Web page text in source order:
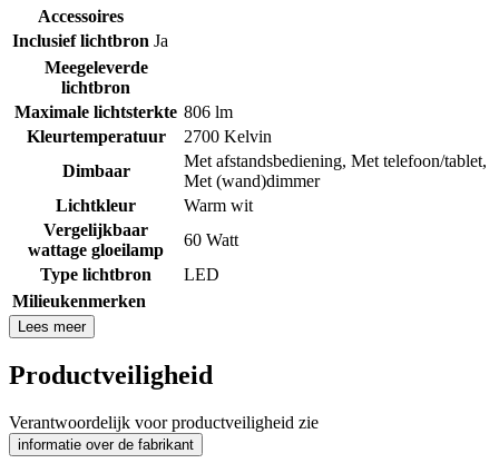
Accessoires
Inclusief lichtbron Ja
Meegeleverde
lichtbron
Maximale lichtsterkte 806 lm
Kleurtemperatuur
2700 Kelvin
Dimbaar
Met afstandsbediening, Met telefoon/tablet,
Met (wand)dimmer
Lichtkleur
Warm wit
Vergelijkbaar
wattage gloeilamp
60 Watt
Type lichtbron
LED
Milieukenmerken
Lees meer
Productveiligheid
Verantwoordelijk voor productveiligheid zie
informatie over de fabrikant